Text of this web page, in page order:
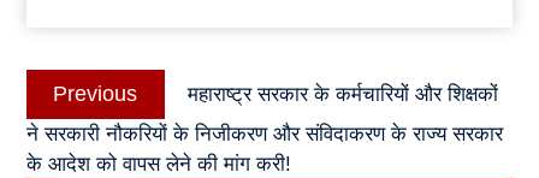
Post
navigation
Previous
post:
महाराष्ट्र सरकार के कर्मचारियों और शिक्षकों
ने सरकारी नौकरियों के निजीकरण और संविदाकरण के राज्य सरकार
के आदेश को वापस लेने की मांग करी!